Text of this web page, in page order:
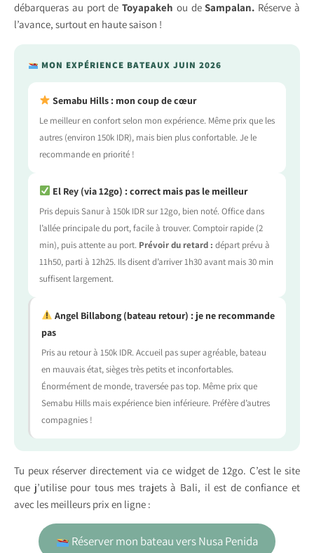
débarqueras au port deToyapakeh ou deSampalan. Réserve à
l’avance, surtout en haute saison !
MON EXPÉRIENCE BATEAUX JUIN 2026
Semabu Hills : mon coup de cœur
Le meilleur en confort selon mon expérience. Même prix que les
autres (environ 150k IDR), mais bien plus confortable. Je le
recommande en priorité !
El Rey (via 12go) : correct mais pas le meilleur
Pris depuis Sanur à 150k IDR sur 12go, bien noté. Office dans
l’allée principale du port, facile à trouver. Comptoir rapide (2
min), puis attente au port. Prévoir du retard : départ prévu à
11h50, parti à 12h25. Ils disent d’arriver 1h30 avant mais 30 min
suffisent largement.
Angel Billabong (bateau retour) : je ne recommande
pas
Pris au retour à 150k IDR. Accueil pas super agréable, bateau
en mauvais état, sièges très petits et inconfortables.
Énormément de monde, traversée pas top. Même prix que
Semabu Hills mais expérience bien inférieure. Préfère d’autres
compagnies !
Tu peux réserver directement via ce widget de 12go. C’est le site
que j’utilise pour tous mes trajets à Bali, il est de confiance et
avec les meilleurs prix en ligne :
Réserver mon bateau vers Nusa Penida